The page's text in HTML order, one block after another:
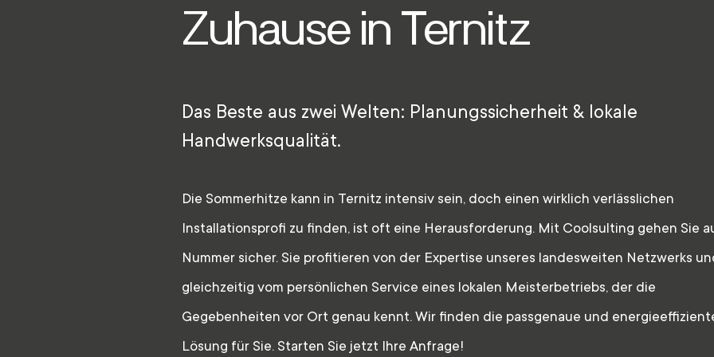
Zuhause in Ternitz
Das Beste aus zwei Welten: Planungssicherheit & lokale
Handwerksqualität.
Die Sommerhitze kann in Ternitz intensiv sein, doch einen wirklich verlässlichen
Installationsprofi zu finden, ist oft eine Herausforderung. Mit Coolsulting gehen Sie
Nummer sicher. Sie profitieren von der Expertise unseres landesweiten Netzwerks
gleichzeitig vom persönlichen Service eines lokalen Meisterbetriebs, der die
Gegebenheiten vor Ort genau kennt. Wir finden die passgenaue und
Lösung für Sie. Starten Sie jetzt Ihre Anfrage!